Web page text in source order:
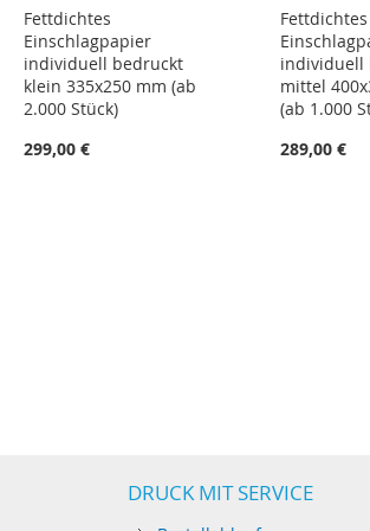
Fettdichtes
Einschlagpapier
individuell bedruckt
klein 335x250 mm (ab
2.000 Stück)
299,00 €
Fettdichtes
individuell
mittel
(ab 1.000
289,00 €
DRUCK MIT SERVICE